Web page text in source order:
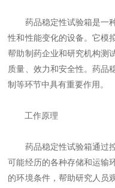
药品稳定性试验箱是一种
性和性能变化的设备。它模
帮助制药企业和研究机构测
质量、效力和安全性。药品
制等环节中具有重要作用。
工作原理
药品稳定性试验箱通过控
可能经历的各种存储和运输
的环境条件，帮助研究人员